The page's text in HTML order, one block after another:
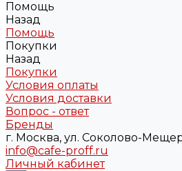
Помощь
Назад
Помощь
Покупки
Назад
Покупки
Условия оплаты
Условия доставки
Вопрос - ответ
Бренды
г. Москва, ул. Соколово-
info@cafe-proff.ru
Личный кабинет